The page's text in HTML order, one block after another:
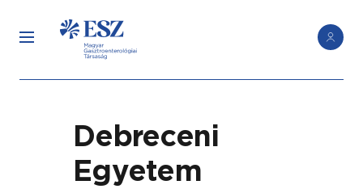
Debreceni
Egyetem